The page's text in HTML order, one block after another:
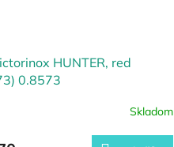
HUNTER, red
0.8573
Skladom